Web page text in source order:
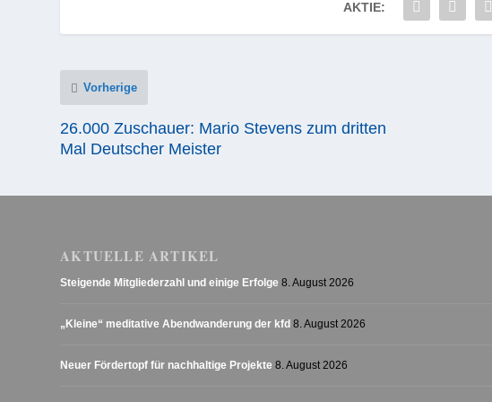
AKTIE:
Vorherige
26.000 Zuschauer: Mario Stevens zum dritten
Mal Deutscher Meister
AKTUELLE ARTIKEL
Steigende Mitgliederzahl und einige Erfolge 8. August 2026
„Kleine“ meditative Abendwanderung der kfd 8. August 2026
Neuer Fördertopf für nachhaltige Projekte 8. August 2026